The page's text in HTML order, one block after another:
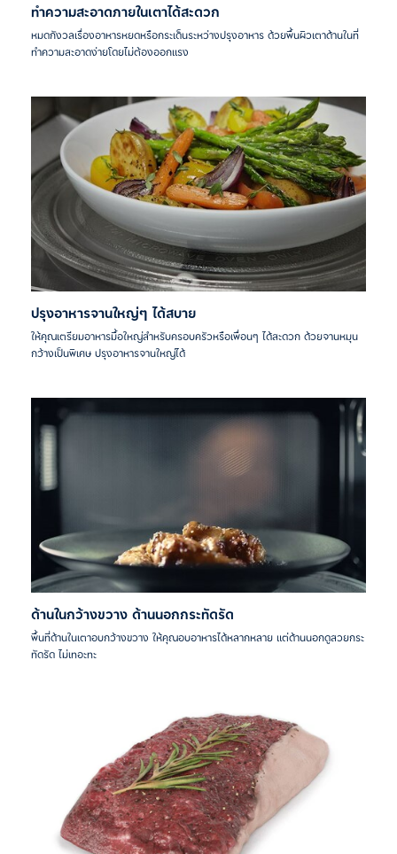
ทำความสะอาดภายในเตาได้สะดวก
หมดกังวลเรื่องอาหารหยดหรือกระเด็นระหว่างปรุงอาหาร ด้วยพื้นผิวเตาด้านในที่
ทำความสะอาดง่ายโดยไม่ต้องออกแรง
ปรุงอาหารจานใหญ่ๆ ได้สบาย
ให้คุณเตรียมอาหารมื้อใหญ่สำหรับครอบครัวหรือเพื่อนๆ ได้สะดวก ด้วยจานหมุน
กว้างเป็นพิเศษ ปรุงอาหารจานใหญ่ได้
ด้านในกว้างขวาง ด้านนอกกระทัดรัด
พื้นที่ด้านในเตาอบกว้างขวาง ให้คุณอบอาหารได้หลากหลาย แต่ด้านนอกดูสวยกระ
ทัดรัด ไม่เทอะทะ